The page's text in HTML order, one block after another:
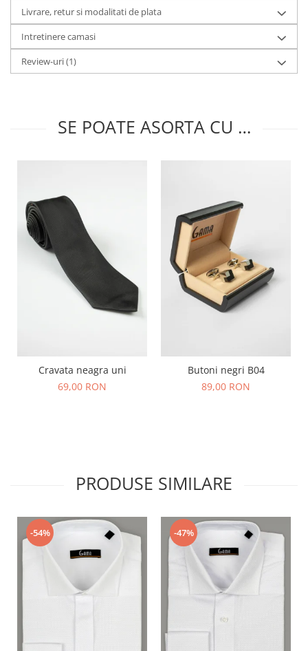
Livrare, retur si modalitati de plata
Intretinere camasi
Review-uri(1)
SE POATE ASORTA CU …
Cravata neagra uni
69,00 RON
Butoni negri B04
89,00 RON
PRODUSE SIMILARE
-54% -47%